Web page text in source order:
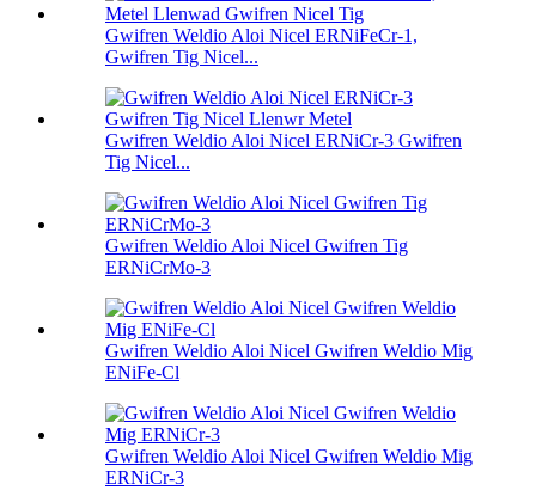
Gwifren Weldio Aloi Nicel ERNiFeCr-1,
Gwifren Tig Nicel...
Gwifren Weldio Aloi Nicel ERNiCr-3 Gwifren
Tig Nicel...
Gwifren Weldio Aloi Nicel Gwifren Tig
ERNiCrMo-3
Gwifren Weldio Aloi Nicel Gwifren Weldio Mig
ENiFe-Cl
Gwifren Weldio Aloi Nicel Gwifren Weldio Mig
ERNiCr-3